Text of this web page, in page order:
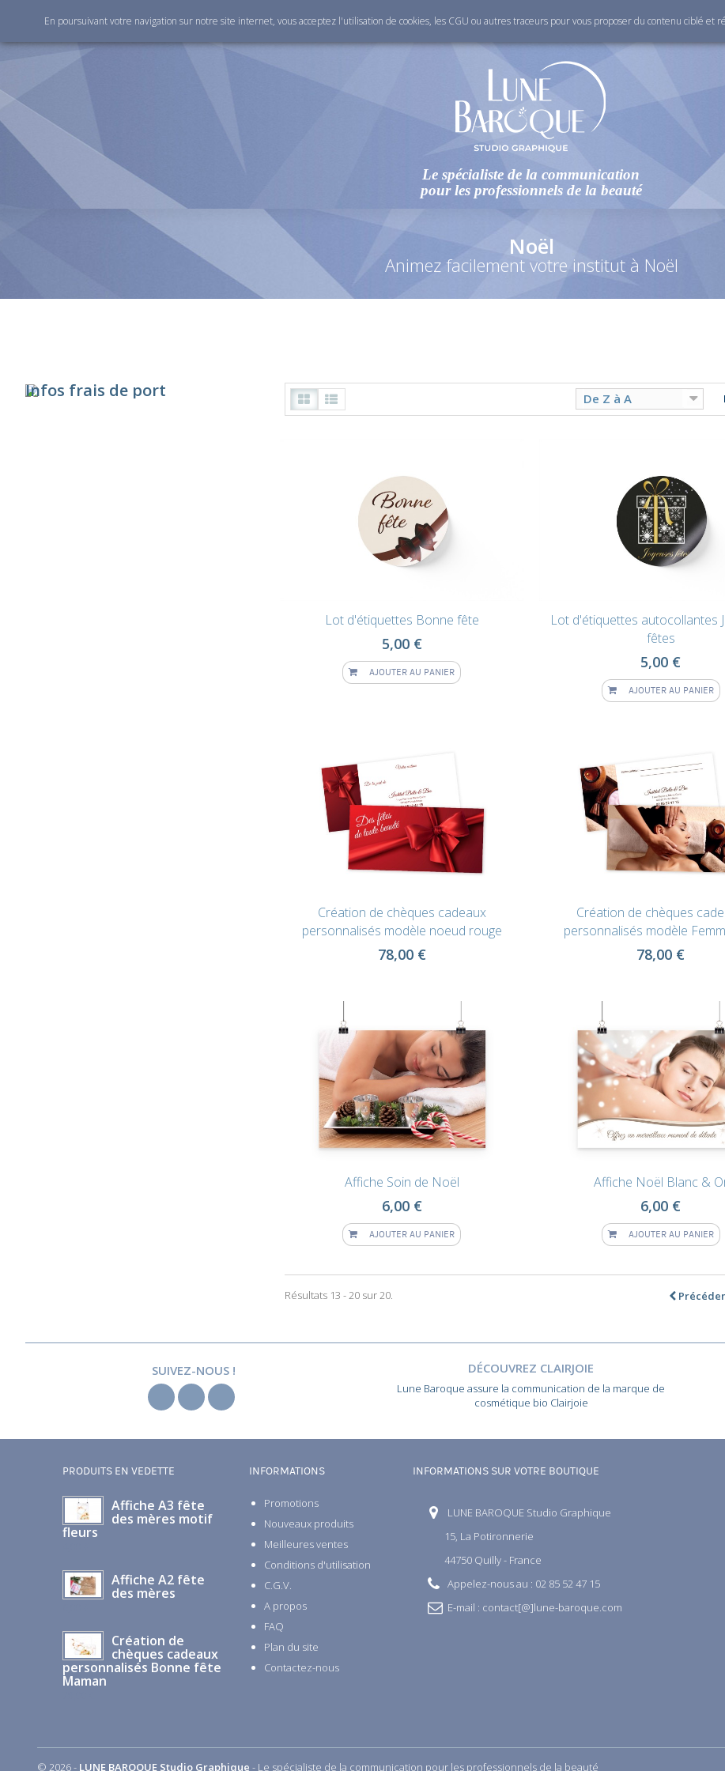
Le spécialiste de la communication
pour les professionnels de la beauté
Noël
Animez facilement votre institut à Noël
Infos frais de port De Z à A
Lot d'étiquettes Bonne fête
5,00 €
AJOUTER AU PANIER
Lot d'étiquettes autocollantes
fêtes
5,00 €
AJOUTER AU PANIER
Création de chèques cadeaux
personnalisés modèle noeud rouge
78,00 €
Création de chèques
personnalisés modèle
78,00 €
Affiche Soin de Noël
6,00 €
AJOUTER AU PANIER
Affiche Noël Blanc &
6,00 €
AJOUTER AU PANIER
Résultats 13 - 20 sur 20.
SUIVEZ-NOUS ! DÉCOUVREZ CLAIRJOIE
Lune Baroque assure la communication de la marque de
cosmétique bio Clairjoie
PRODUITS EN VEDETTE
Affiche A3 fête
des mères motif
fleurs
Affiche A2 fête
des mères
Création de
chèques cadeaux
personnalisés Bonne fête
Maman
INFORMATIONS
Promotions
Nouveaux produits
Meilleures ventes
Conditions d'utilisation
C.G.V.
A propos
FAQ
Plan du site
Contactez-nous
© 2026 - LUNE BAROQUE Studio Graphique - Le spécialiste de la communication pour les professionnels de la beauté
INFORMATIONS SUR VOTRE BOUTIQUE
LUNE BAROQUE Studio Graphique
15, La Potironnerie
44750 Quilly - France
Appelez-nous au : 02 85 52 47 15
E-mail : contact[@]lune-baroque.com
En poursuivant votre navigation sur notre site internet, vous acceptez l'utilisation de cookies, les CGU ou autres traceurs pour vous proposer du contenu ciblé et